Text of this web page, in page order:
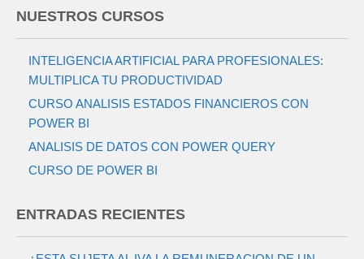
NUESTROS CURSOS
INTELIGENCIA ARTIFICIAL PARA PROFESIONALES:
MULTIPLICA TU PRODUCTIVIDAD
CURSO ANALISIS ESTADOS FINANCIEROS CON
POWER BI
ANALISIS DE DATOS CON POWER QUERY
CURSO DE POWER BI
ENTRADAS RECIENTES